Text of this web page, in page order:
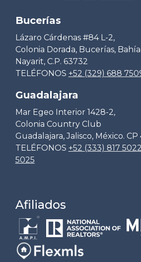
Bucerías
Lázaro Cárdenas #84 L-2,
Colonia Dorada, Bucerías,
Nayarit, C.P. 63732
TELÉFONOS +52 (329) 688
Guadalajara
Mar Egeo Interior 1428-2,
Colonia Country Club
Guadalajara, Jalisco, México. CP
TELÉFONOS +52 (333) 817 5022
5025
Afiliados